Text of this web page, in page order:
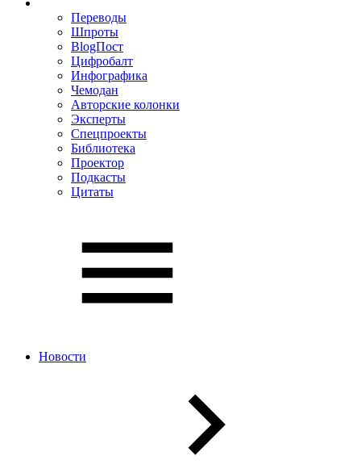
Переводы
Шпроты
BlogПост
Цифробалт
Инфографика
Чемодан
Авторские колонки
Эксперты
Спецпроекты
Библиотека
Проектор
Подкасты
Цитаты
Новости